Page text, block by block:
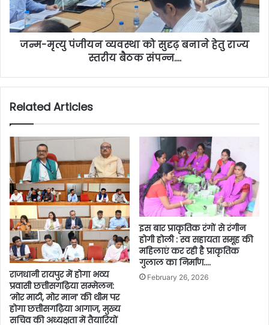
जन्म-मृत्यु पंजीयन व्यवस्था को सुदृढ़ बनाने हेतु राज्य
स्तरीय बैठक संपन्न….
Related Articles
राजधानी रायपुर में होगा भव्य
प्रवासी छत्तीसगढ़िया सम्मेलन:
‘मोर माटी, मोर मान’ की थीम पर
होगा छत्तीसगढ़िया आगाज, मुख्य
सचिव की अध्यक्षता में तैयारियों
इस बार प्राकृतिक रंगों से रंगीन
होगी होली : स्व सहायता समूह की
महिलाएं कर रही है प्राकृतिक
गुलाल का निर्माण….
February 26, 2026